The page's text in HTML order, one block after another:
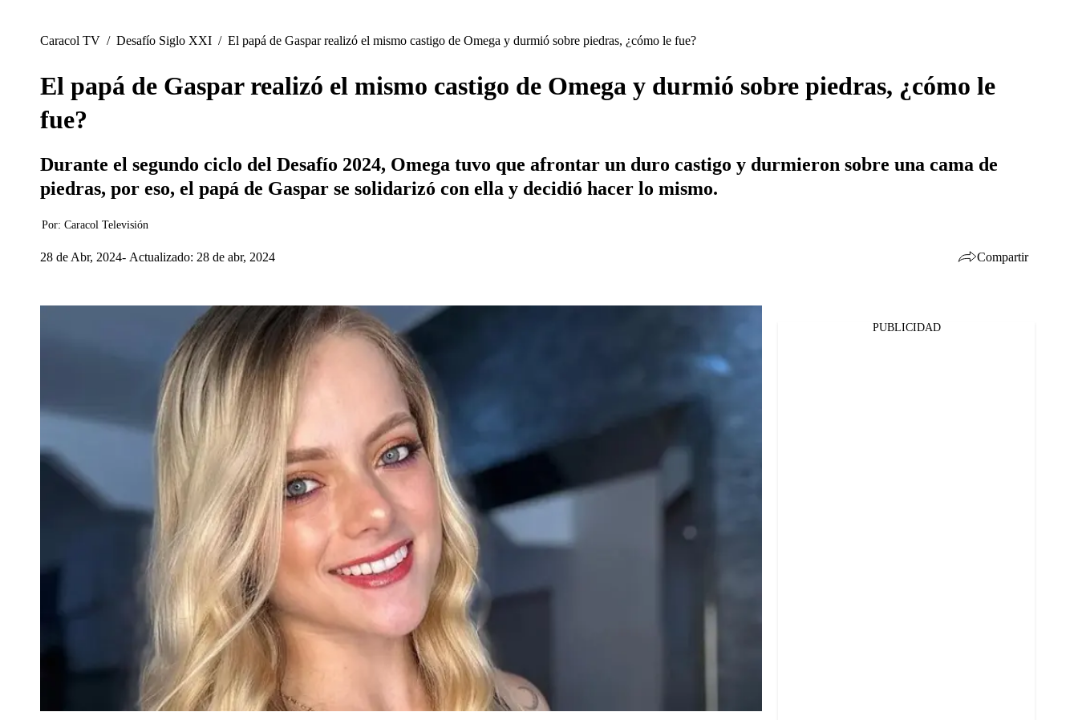
Caracol TV / Desafío Siglo XXI / El papá de Gaspar realizó el mismo castigo de Omega y durmió sobre piedras, ¿cómo le fue?
El papá de Gaspar realizó el mismo castigo de Omega y durmió sobre piedras, ¿cómo le
fue?
Durante el segundo ciclo del Desafío 2024, Omega tuvo que afrontar un duro castigo y durmieron sobre una cama de
piedras, por eso, el papá de Gaspar se solidarizó con ella y decidió hacer lo mismo.
Por: Caracol Televisión
28 de Abr, 2024 Actualizado: 28 de abr, 2024 Compartir
PUBLICIDAD